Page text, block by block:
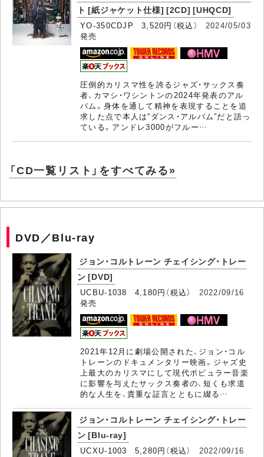
ト [紙ジャケット仕様] [2CD] [UHQCD]
YO-350CDJP 3,520円（税込） 2024/05/03
発売
圧倒的カリスマ性を誇るジャズ・サックス奏
者、カマシ・ワシントンの2024年発表のアル
バム。身体を通して精神を表現することを追
求した点で本人は“ダンス・アルバム”だと語っ
ている。アンドレ3000がフルー…
「CD一覧リスト」をすべてみる»
DVD／Blu-ray
ジョン・コルトレーン チェイシング・トレー
ン [DVD]
UCBU-1038 4,180円（税込） 2022/09/16
発売
2021年12月に劇場公開された、ジョン・コル
トレーンのドキュメンタリー映画。ジャズ史
上最大のカリスマにして現代ポピュラー音楽
に影響を与えたサックス奏者の、短くも求道
的な人生を、貴重な証言とともに綴る…
ジョン・コルトレーン チェイシング・トレー
ン [Blu-ray]
UCXU-1003 5,280円（税込） 2022/09/16